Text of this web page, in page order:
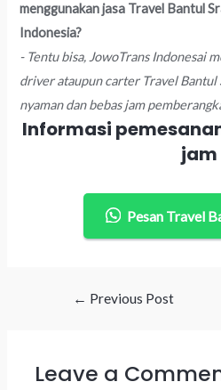
menggunakan jasa Travel Bantul
Indonesia?
- Tentu bisa, JowoTrans Indonesai
driver ataupun carter Travel Bantul
nyaman dan bebas jam
Informasi
jam
Pesan Travel
Post← Previous Post
Leave a